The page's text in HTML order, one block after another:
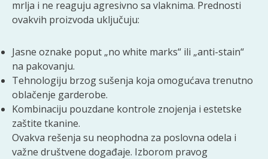
mrlja i ne reaguju agresivno sa vlaknima. Prednosti
ovakvih proizvoda uključuju:
Jasne oznake poput „no white marks“ ili „anti-stain“
na pakovanju.
Tehnologiju brzog sušenja koja omogućava trenutno
oblačenje garderobe.
Kombinaciju pouzdane kontrole znojenja i estetske
zaštite tkanine.
Ovakva rešenja su neophodna za poslovna odela i
važne društvene događaje. Izborom pravog